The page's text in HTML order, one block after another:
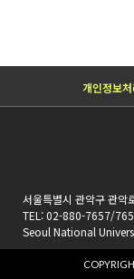
개인정보
서울특별시 관악구 관
TEL: 02-880-7657/
Seoul National